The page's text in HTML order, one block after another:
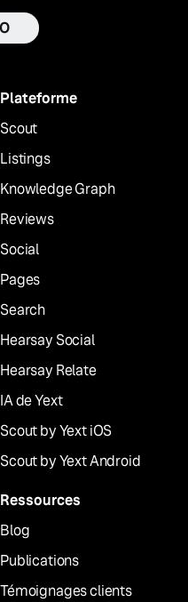
Plateforme
Scout
Listings
Knowledge Graph
Reviews
Social
Pages
Search
Hearsay Social
Hearsay Relate
IA de Yext
Scout by Yext iOS
Scout by Yext Android
Ressources
Blog
Publications
Témoignages clients